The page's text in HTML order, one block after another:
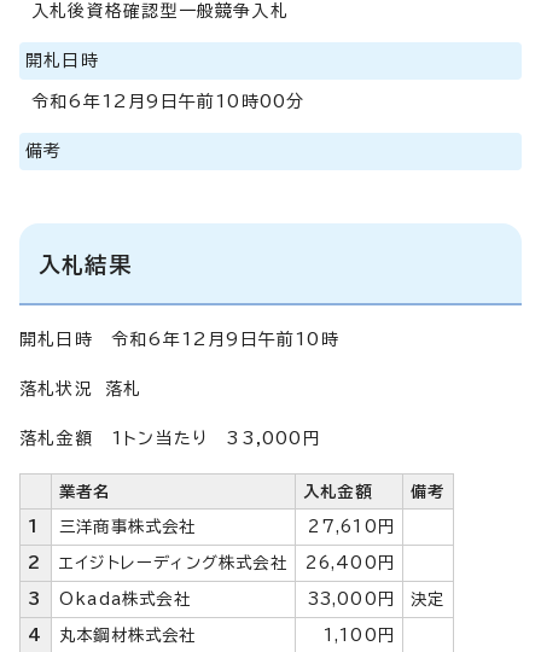
入札後資格確認型一般競争入札
開札日時
令和6年12月9日午前10時00分
備考
入札結果
開札日時 令和6年12月9日午前10時
落札状況 落札
落札金額 1トン当たり 33,000円
業者名 入札金額 備考
1 三洋商事株式会社 27,610円
2 エイジトレーディング株式会社 26,400円
3 Okada株式会社 33,000円 決定
4 丸本鋼材株式会社 1,100円